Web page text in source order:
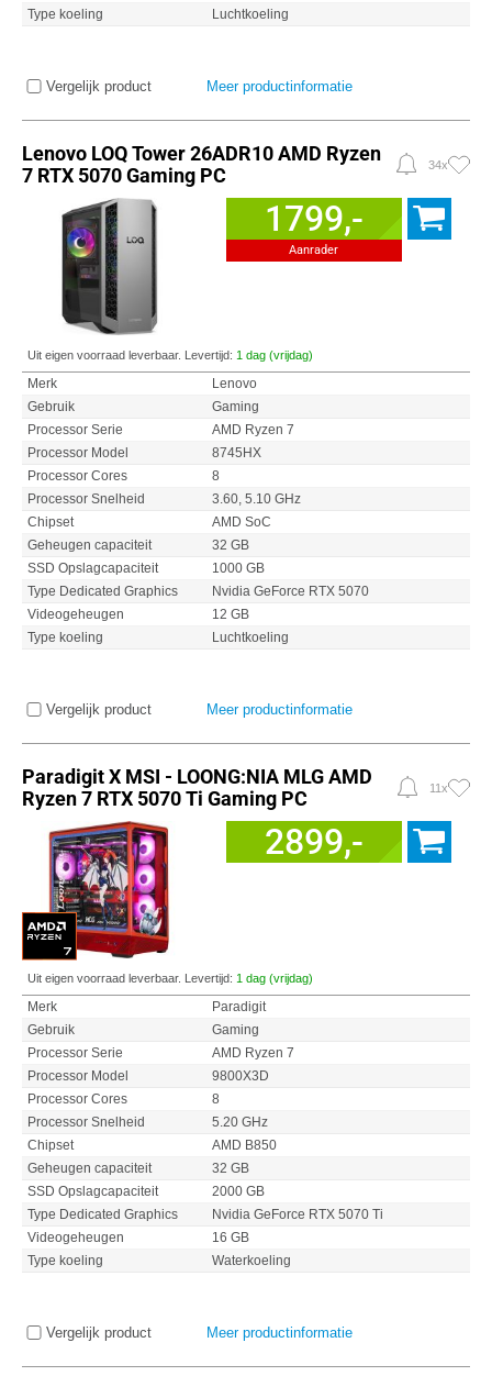
Type koeling
Luchtkoeling
Vergelijk product Meer productinformatie
Lenovo LOQ Tower 26ADR10 AMD Ryzen
7 RTX 5070 Gaming PC
34x
1799,-
Aanrader
Uit eigen voorraad leverbaar. Levertijd: 1 dag (vrijdag)
Merk
Lenovo
Gebruik
Gaming
Processor Serie
AMD Ryzen 7
Processor Model
8745HX
Processor Cores
8
Processor Snelheid
3.60, 5.10 GHz
Chipset
AMD SoC
Geheugen capaciteit
32 GB
SSD Opslagcapaciteit
1000 GB
Type Dedicated Graphics
Nvidia GeForce RTX 5070
Videogeheugen
12 GB
Type koeling
Luchtkoeling
Vergelijk product Meer productinformatie
Paradigit X MSI - LOONG:NIA MLG AMD
Ryzen 7 RTX 5070 Ti Gaming PC
11x
2899,-
Uit eigen voorraad leverbaar. Levertijd: 1 dag (vrijdag)
Merk
Paradigit
Gebruik
Gaming
Processor Serie
AMD Ryzen 7
Processor Model
9800X3D
Processor Cores
8
Processor Snelheid
5.20 GHz
Chipset
AMD B850
Geheugen capaciteit
32 GB
SSD Opslagcapaciteit
2000 GB
Type Dedicated Graphics
Nvidia GeForce RTX 5070 Ti
Videogeheugen
16 GB
Type koeling
Waterkoeling
Vergelijk product Meer productinformatie